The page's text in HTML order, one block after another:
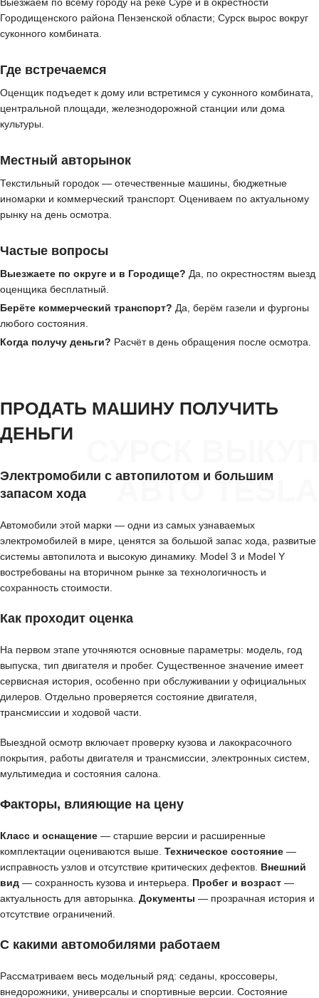
Городищенского района Пензенской области; Сурск вырос вокруг
суконного комбината.
Где встречаемся
Оценщик подъедет к дому или встретимся у суконного комбината,
центральной площади, железнодорожной станции или дома
культуры.
Местный авторынок
Текстильный городок — отечественные машины, бюджетные
иномарки и коммерческий транспорт. Оцениваем по актуальному
рынку на день осмотра.
Частые вопросы
Выезжаете по округе и в Городище? Да, по окрестностям выезд
оценщика бесплатный.
Берёте коммерческий транспорт? Да, берём газели и фургоны
любого состояния.
Когда получу деньги? Расчёт в день обращения после осмотра.
АВТО TESLA
ПРОДАТЬ МАШИНУ ПОЛУЧИТЬ
ДЕНЬГИ
Электромобили с автопилотом и большим
запасом хода
Автомобили этой марки — одни из самых узнаваемых
электромобилей в мире, ценятся за большой запас хода, развитые
системы автопилота и высокую динамику. Model 3 и Model Y
востребованы на вторичном рынке за технологичность и
сохранность стоимости.
Как проходит оценка
На первом этапе уточняются основные параметры: модель, год
выпуска, тип двигателя и пробег. Существенное значение имеет
сервисная история, особенно при обслуживании у официальных
дилеров. Отдельно проверяется состояние двигателя,
трансмиссии и ходовой части.
Выездной осмотр включает проверку кузова и лакокрасочного
покрытия, работы двигателя и трансмиссии, электронных систем,
мультимедиа и состояния салона.
Факторы, влияющие на цену
Класс и оснащение — старшие версии и расширенные
комплектации оцениваются выше. Техническое состояние —
исправность узлов и отсутствие критических дефектов. Внешний
вид — сохранность кузова и интерьера. Пробег и возраст —
актуальность для авторынка. Документы — прозрачная история и
отсутствие ограничений.
С какими автомобилями работаем
Рассматриваем весь модельный ряд: седаны, кроссоверы,
внедорожники, универсалы и спортивные версии. Состояние